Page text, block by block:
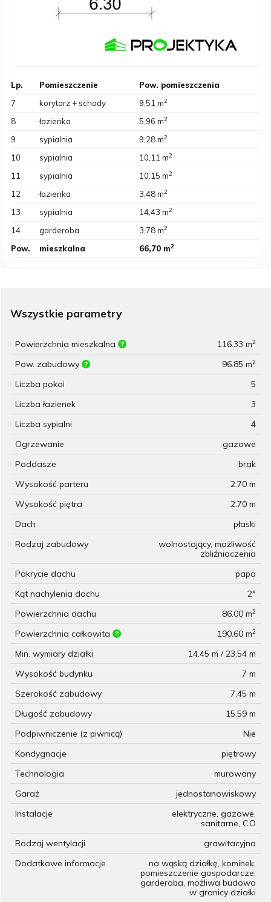
Lp. Pomieszczenie
Pow. pomieszczenia
7
korytarz + schody 9,51 m2
8 łazienka 5,96 m2
9 sypialnia 9,28 m2
10 sypialnia 10,11 m2
11 sypialnia 10,15 m2
12 łazienka 3,48 m2
13 sypialnia 14,43 m2
14 garderoba 3,78 m2
Pow. mieszkalna 66,70 m2
Wszystkie parametry
Powierzchnia mieszkalna 116.33 m2
Pow. zabudowy 96.85 m2
Liczba pokoi
5
Liczba łazienek
3
Liczba sypialni
4
Ogrzewanie
gazowe
Poddasze
brak
Wysokość parteru
2.70 m
Wysokość piętra
2.70 m
Dach
płaski
Rodzaj zabudowy
wolnostojący, możliwość
zbliźniaczenia
Pokrycie dachu
papa
Kąt nachylenia dachu
2°
Powierzchnia dachu
86.00 m2
Powierzchnia całkowita 190.60 m2
Min. wymiary działki
14.45 m / 23.54 m
Wysokość budynku
7 m
Szerokość zabudowy
7.45 m
Długość zabudowy
15.59 m
Podpiwniczenie (z piwnicą)
Nie
Kondygnacje
piętrowy
Technologia
murowany
Garaż
jednostanowiskowy
Instalacje
elektryczne, gazowe,
sanitarne, C.O
Rodzaj wentylacji
grawitacyjna
Dodatkowe informacje
na wąską działkę, kominek,
pomieszczenie gospodarcze,
garderoba, możliwa budowa
w granicy działki